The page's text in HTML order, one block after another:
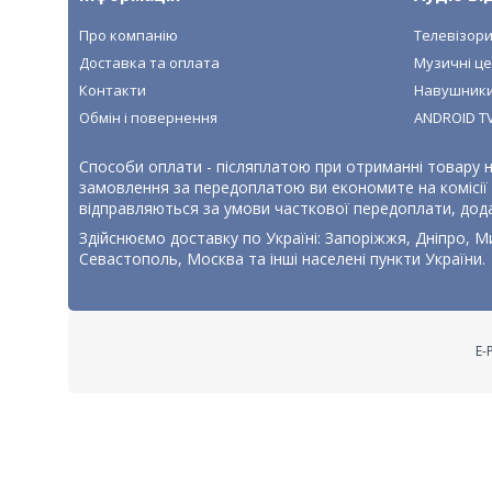
Про компанію
Доставка та оплата
Контакти
Обмін і повернення
Телевізори
Музичні
ANDROID
Способи оплати - післяплатою при отриманні товару
замовлення за передоплатою ви економите на
відправляються за умови часткової передоплати,
Здійснюємо доставку по Україні: Запоріжжя, Дніпро,
Севастополь, Москва та інші населені пункти України.